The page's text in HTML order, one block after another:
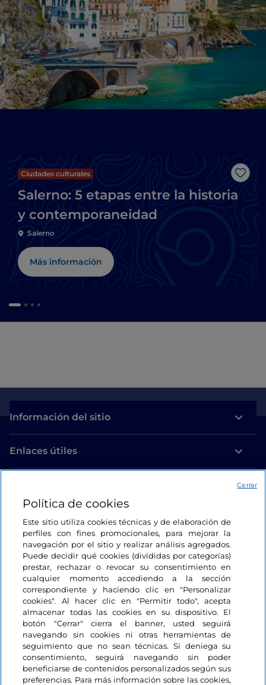
Me
Ciudades culturales
Salerno: 5 etapas entre la historia
y contemporaneidad
Salerno
Más información
Información del sitio
Enlaces útiles
Estamos en contacto
Política de cookies
Este sitio utiliza cookies técnicas y de elaboración de
perfiles con fines promocionales, para mejorar la
navegación por el sitio y realizar análisis agregados.
Puede decidir qué cookies (divididas por categorías)
prestar, rechazar o revocar su consentimiento en
cualquier momento accediendo a la sección
correspondiente y haciendo clic en "Personalizar
cookies". Al hacer clic en "Permitir todo", acepta
almacenar todas las cookies en su dispositivo. El
botón "Cerrar" cierra el banner, usted seguirá
navegando sin cookies ni otras herramientas de
seguimiento que no sean técnicas. Si deniega su
consentimiento, seguirá navegando sin poder
beneficiarse de contenidos personalizados según sus
preferencias. Para más información sobre las cookies,
Cerrar